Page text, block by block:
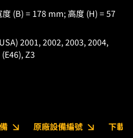
(B) = 178 mm; 高度 (H) = 57
2001, 2002, 2003, 2004,
Z3
原廠設備編號 下載